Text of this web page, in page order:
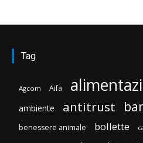
Tag
Agcom Aifa
ambiente antitrust
benessere animale bollette